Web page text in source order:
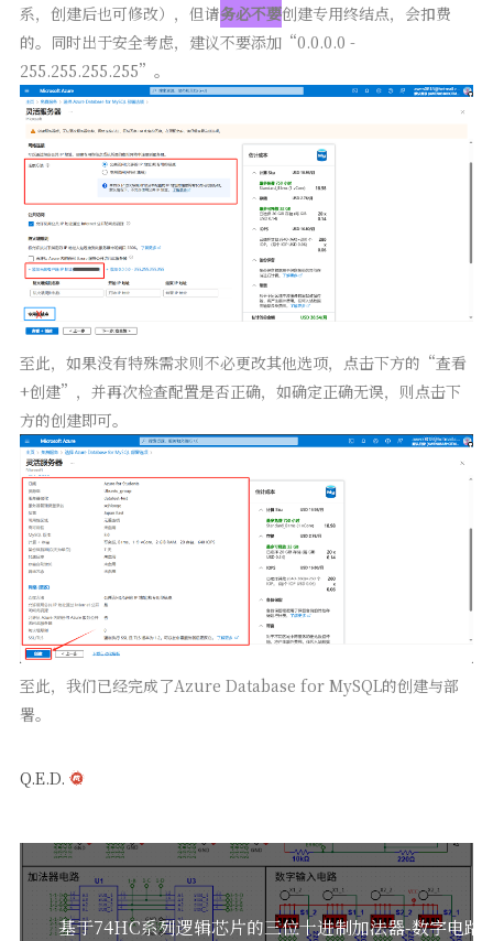
系，创建后也可修改），但请务必不要创建专用终结点，会扣费
的。同时出于安全考虑，建议不要添加“0.0.0.0 -
255.255.255.255”。
至此，如果没有特殊需求则不必更改其他选项，点击下方的“查看
+创建”，并再次检查配置是否正确，如确定正确无误，则点击下
方的创建即可。
至此，我们已经完成了Azure Database for MySQL的创建与部
署。
Q.E.D.
基于74HC系列逻辑芯片的三位十进制加法器-数字电路